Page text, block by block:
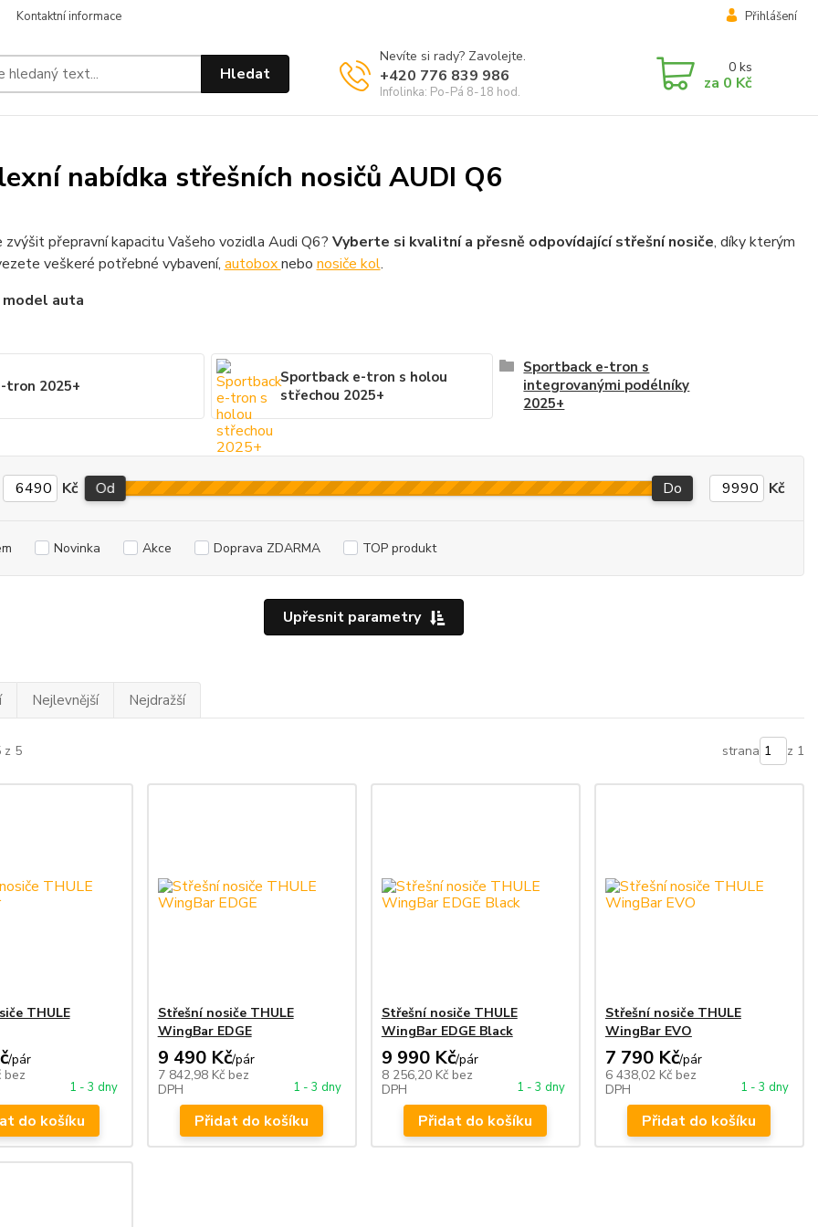
Kontaktní informace Přihlášení
Hledat
Nevíte si rady? Zavolejte.
+420 776 839 986
Infolinka: Po-Pá 8-18 hod.
0 ks
za 0 Kč
nabídka střešních nosičů AUDI Q6
přepravní kapacitu Vašeho vozidla Audi Q6? Vyberte si kvalitní a přesně odpovídající střešní nosiče, díky kterým
veškeré potřebné vybavení, autoboxnebo nosiče kol.
auta
tron 2025+
Sportback e-tron s holou
střechou 2025+
Sportback e-tron s
integrovanými podélníky
2025+
Upřesnit parametry
Kč Od Do Kč
Novinka Akce Doprava ZDARMA TOP produkt
Nejlevnější Nejdražší
z 5 strana z 1
THULE
/pár
bez
1 - 3 dny
do košíku
Střešní nosiče THULE
WingBar EDGE
9 490 Kč/pár
7 842,98 Kč bez
DPH
1 - 3 dny
Přidat do košíku
Střešní nosiče THULE
WingBar EDGE Black
9 990 Kč/pár
8 256,20 Kč bez
DPH
1 - 3 dny
Přidat do košíku
Střešní nosiče THULE
WingBar EVO
7 790 Kč/pár
6 438,02 Kč bez
DPH
1 - 3 dny
Přidat do košíku